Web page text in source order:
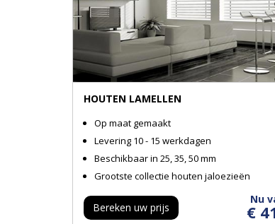
HOUTEN LAMELLEN
Op maat gemaakt
Levering 10 - 15 werkdagen
Beschikbaar in 25, 35, 50 mm
Grootste collectie houten jaloezieën
Bereken uw prijs
Nu
€